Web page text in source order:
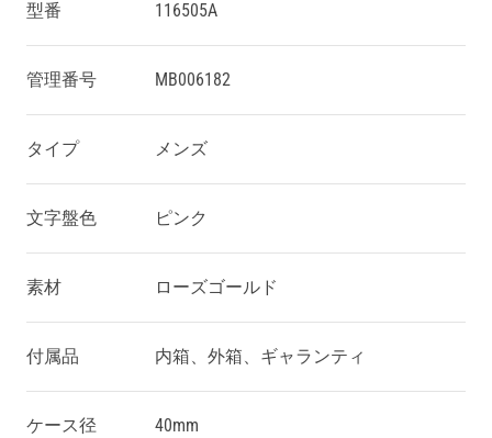
型番 116505A
管理番号 MB006182
タイプ メンズ
文字盤色 ピンク
素材 ローズゴールド
付属品 内箱、外箱、ギャランティ
ケース径 40mm